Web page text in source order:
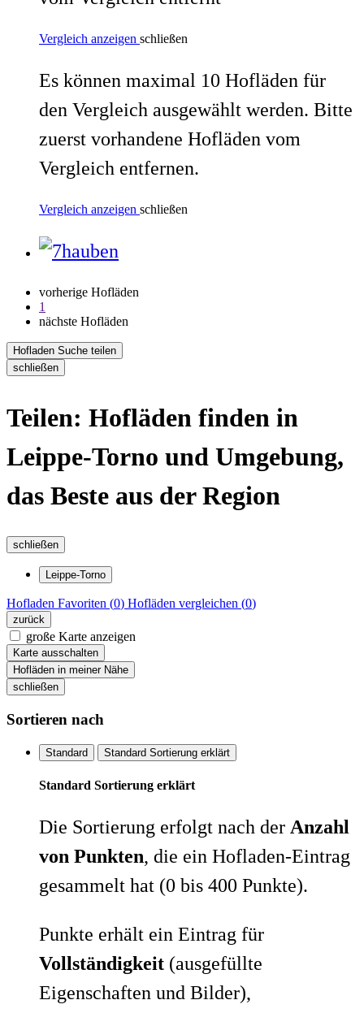
Vergleich anzeigen schließen
Es können maximal 10 Hofläden für
den Vergleich ausgewählt werden. Bitte
zuerst vorhandene Hofläden vom
Vergleich entfernen.
Vergleich anzeigen schließen
vorherige Hofläden
1
nächste Hofläden
Hofladen Suche teilen
schließen
Teilen: Hofläden finden in
Leippe-Torno und Umgebung,
das Beste aus der Region
schließen
Leippe-Torno
Hofladen Favoriten (0) Hofläden vergleichen (0)
zurück
große Karte anzeigen
Karte ausschalten
Hofläden in meiner Nähe
schließen
Sortieren nach
Standard Standard Sortierung erklärt
Standard Sortierung erklärt
Die Sortierung erfolgt nach der Anzahl
von Punkten, die ein Hofladen-Eintrag
gesammelt hat (0 bis 400 Punkte).
Punkte erhält ein Eintrag für
Vollständigkeit (ausgefüllte
Eigenschaften und Bilder),